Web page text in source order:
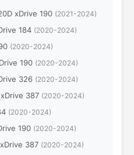
xDrive 190 (2021-2024)
184 (2020-2024)
(2020-2024)
190 (2020-2024)
326 (2020-2024)
387 (2020-2024)
(2020-2024)
190 (2020-2024)
387 (2020-2024)